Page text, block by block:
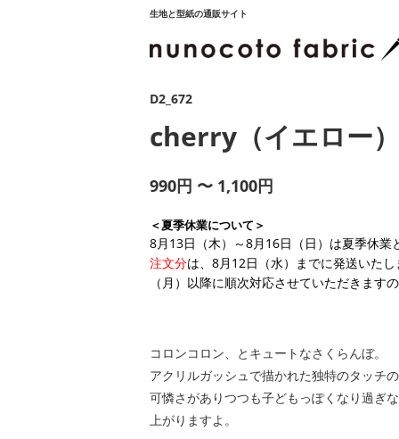
生地と型紙の通販サイト
D2_672
cherry（イエロー）
990円 〜 1,100円
＜夏季休業について＞
8月13日（木）～8月16日（日）は夏季休業
注文分は、8月12日（水）までに発送いた
（月）以降に順次対応させていただきます
コロンコロン、とキュートなさくらんぼ。
アクリルガッシュで描かれた独特のタッチ
可憐さがありつつも子どもっぽくなり過ぎ
上がりますよ。